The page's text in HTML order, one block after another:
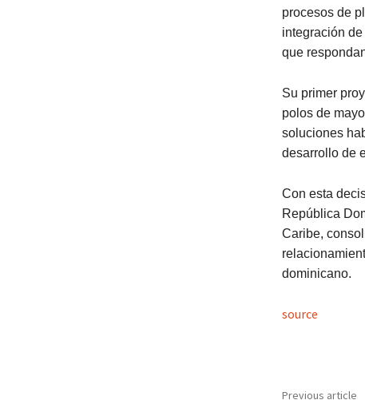
procesos de
integración
que
Su primer
polos de
soluciones
desarrollo de
Con esta
República
Caribe,
dominicano.
source
Previous article